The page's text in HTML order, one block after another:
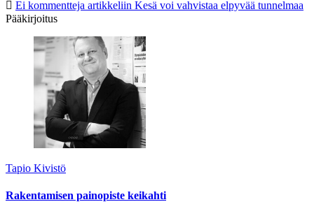
Ei kommentteja artikkeliin Kesä voi vahvistaa elpyvää tunnelmaa
Pääkirjoitus
Tapio Kivistö
Rakentamisen painopiste keikahti